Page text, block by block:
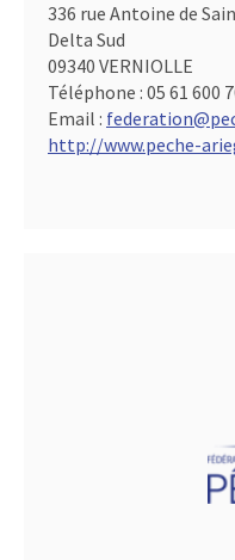
336 rue Antoine de
Delta Sud
09340 VERNIOLLE
Téléphone : 05 61 600
Email :
http://www.peche-